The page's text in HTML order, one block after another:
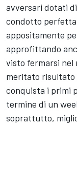
avversari dotati
condotto
appositamente
approfittando
visto fermarsi nel
meritato risultato
conquista i primi
termine di un
soprattutto,